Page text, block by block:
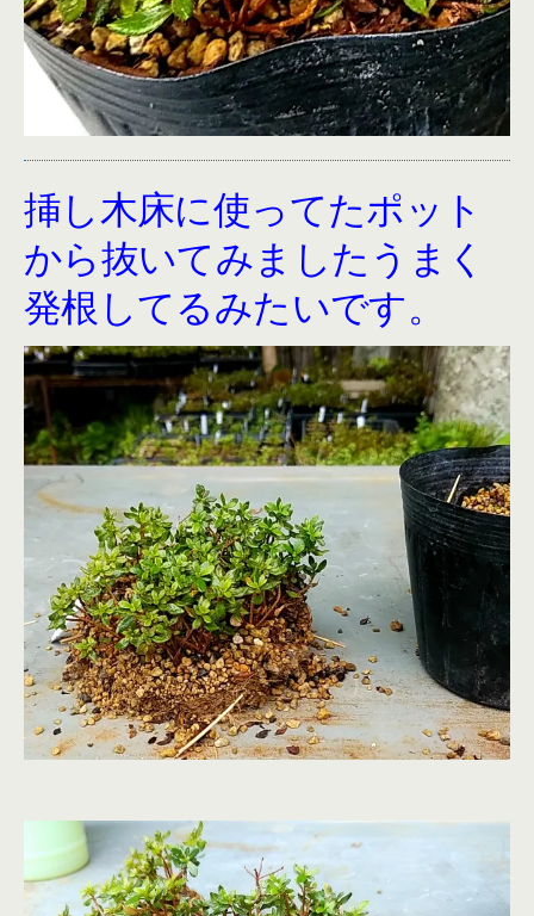
挿し木床に使ってたポット
から抜いてみましたうまく
発根してるみたいです。